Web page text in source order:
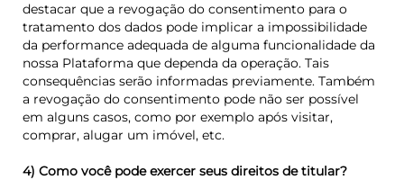
destacar que a revogação do consentimento para o
tratamento dos dados pode implicar a impossibilidade
da performance adequada de alguma funcionalidade da
nossa Plataforma que dependa da operação. Tais
consequências serão informadas previamente. Também
a revogação do consentimento pode não ser possível
em alguns casos, como por exemplo após visitar,
comprar, alugar um imóvel, etc.
4) Como você pode exercer seus direitos de titular?